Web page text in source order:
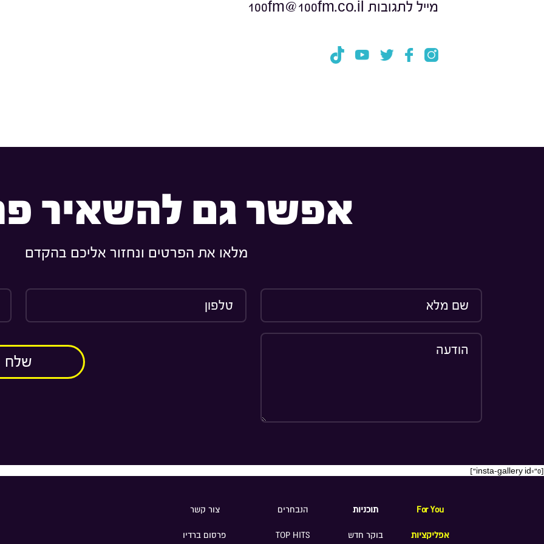
מייל לתגובות 100fm@100fm.co.il
אפשר גם להשאיר
מלאו את הפרטים ונחזור אליכם בהקדם
[insta-gallery id="0"]
For You
אפליקציות
תוכניות
בוקר חדש
הנבחרים
TOP HITS
צור קשר
פרסום ברדיו